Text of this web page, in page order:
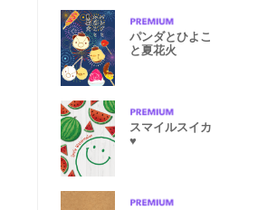
パンダとひよこ
と夏花火
スマイルスイカ
♥